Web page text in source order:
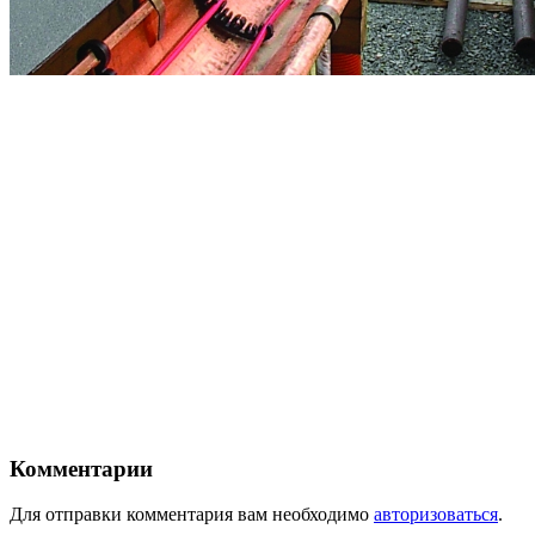
Комментарии
Для отправки комментария вам необходимо авторизоваться.